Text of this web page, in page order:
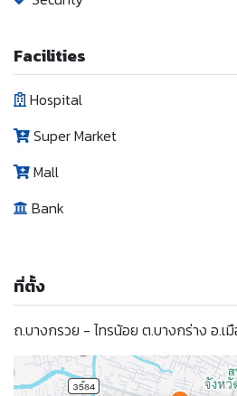
Facilities
Hospital
Super Market
Mall
Bank
ที่ตั้ง
ถ.บางกรวย - ไทรน้อย ต.บางกร่าง อ.เ